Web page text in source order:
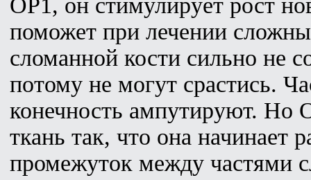
OP1, он стимулирует рост
поможет при лечении
сломанной кости сильно не
потому не могут срастись.
конечность ампутируют. Но
ткань так, что она начинает
промежуток между частями